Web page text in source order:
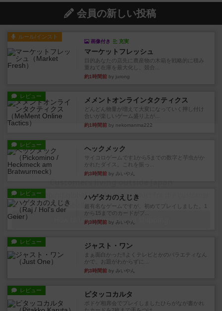
会員の新しい投稿
ルール/インスト
画像付き 充実
マーケットフレッシュ
目的あなたの店先に農産物の木箱を戦略的に積み
重ねて在庫を最大化し、競合...
約1時間前 by jurong
レビュー メメントオンラインタクティクス
どんどん物量が増えて大変になっていく押し付け
合いが楽しいゲーム盛り上が...
約1時間前 by nekomanma222
レビュー ヘックメック
サイコロゲームです1から5までの数字と芋虫がか
かれたダイス。これを振っ...
約3時間前 by みいやん
レビュー ハゲタカのえじき
超有名なゲームですが、初めてプレイしました。1
から15までのカードがプ...
約3時間前 by みいやん
レビュー ジャスト・ワン
まぁ面白かった‼️よくテレビとかのバラエティなん
かで、お題がわからずに...
約3時間前 by みいやん
レビュー ピタッコカルタ
ボドゲ相席会でプレイしましたひらがなが書かれ